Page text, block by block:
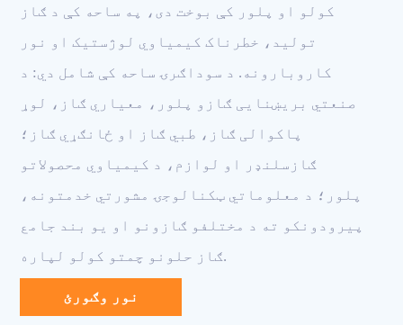
کولو او پلور کې بوخت دی، په ساحه کې د ګاز
تولید، خطرناک کیمیاوي لوژستیک او نور
کاروبارونه. د سوداګرۍ ساحه کې شامل دي: د
صنعتي بریښنایی ګازو پلور، معیاري ګاز، لوړ
پاکوالی ګاز، طبي ګاز او ځانګړي ګاز؛
ګازسلنډر او لوازم، د کیمیاوي محصولاتو
پلور؛ د معلوماتي ټکنالوجۍ مشورتي خدمتونه،
پیرودونکو ته د مختلفو ګازونو او یو بند جامع
ګاز حلونو چمتو کولو لپاره.
نور وګورئ